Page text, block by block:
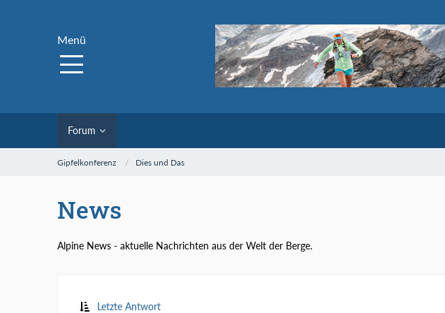
Menü
Forum
Gipfelkonferenz Dies und Das
News
Alpine News - aktuelle Nachrichten aus der Welt der Berge.
Letzte Antwort